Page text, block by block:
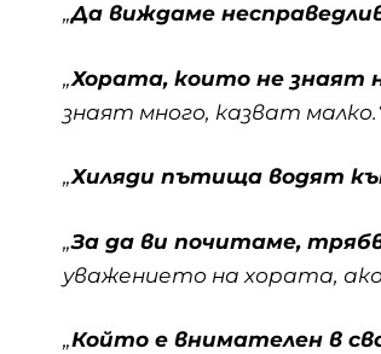
„Да виждаме
„Хората, които не знаят
знаят много, казват
„Хиляди пътища водят
„За да ви почитаме,
уважението на хората,
„Който е внимателен в